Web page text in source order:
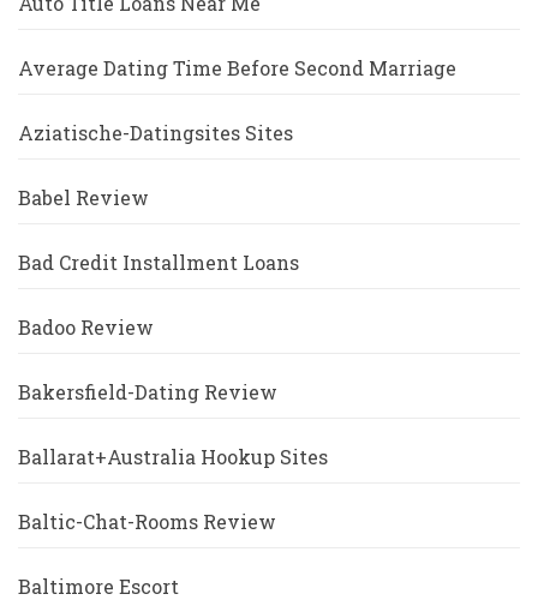
Average Dating Time Before Second Marriage
Aziatische-Datingsites Sites
Babel Review
Bad Credit Installment Loans
Badoo Review
Bakersfield-Dating Review
Ballarat+Australia Hookup Sites
Baltic-Chat-Rooms Review
Baltimore Escort